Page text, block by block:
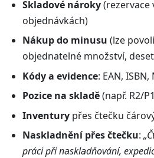
Skladové nároky(rezervace
objednávkách)
Nákup do minusu (lze
objednatelné množství,
Kódy a evidence: EAN,
Pozice na skladě(např. R2/
Inventury přes čtečku
Naskladnění přes čtečku:
práci při naskladňování,